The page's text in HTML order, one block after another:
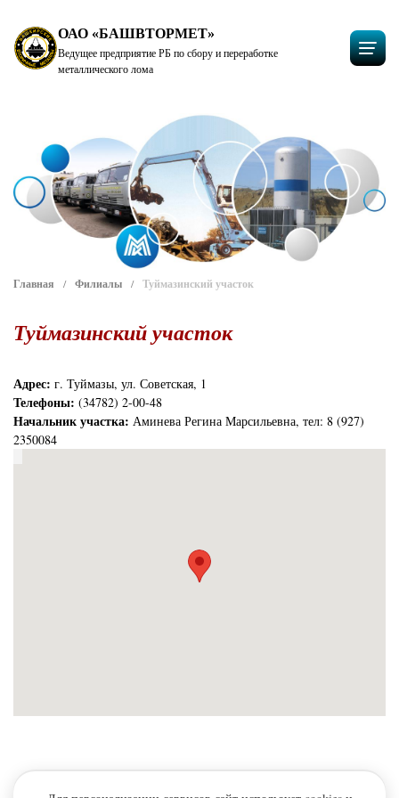
ОАО «БАШВТОРМЕТ»
Ведущее предприятие РБ по сбору и переработке
металлического лома
Главная Филиалы Туймазинский участок
Туймазинский участок
Адрес: г. Туймазы, ул. Советская, 1
Телефоны: (34782) 2-00-48
Начальник участка: Аминева Регина Марсильевна, тел: 8 (927)
2350084